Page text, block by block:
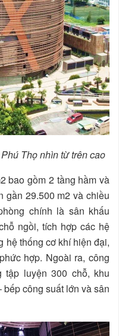
Thọ nhìn từ trên cao
bao gồm 2 tầng hầm và
gần 29.500 m2 và chiều
chính là sân khấu
ngồi, tích hợp các hệ
thống cơ khí hiện đại,
hợp. Ngoài ra, công
tập luyện 300 chỗ, khu
công suất lớn và sân